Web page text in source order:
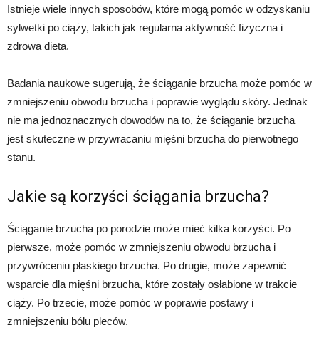
Istnieje wiele innych sposobów, które mogą pomóc w odzyskaniu
sylwetki po ciąży, takich jak regularna aktywność fizyczna i
zdrowa dieta.
Badania naukowe sugerują, że ściąganie brzucha może pomóc w
zmniejszeniu obwodu brzucha i poprawie wyglądu skóry. Jednak
nie ma jednoznacznych dowodów na to, że ściąganie brzucha
jest skuteczne w przywracaniu mięśni brzucha do pierwotnego
stanu.
Jakie są korzyści ściągania brzucha?
Ściąganie brzucha po porodzie może mieć kilka korzyści. Po
pierwsze, może pomóc w zmniejszeniu obwodu brzucha i
przywróceniu płaskiego brzucha. Po drugie, może zapewnić
wsparcie dla mięśni brzucha, które zostały osłabione w trakcie
ciąży. Po trzecie, może pomóc w poprawie postawy i
zmniejszeniu bólu pleców.